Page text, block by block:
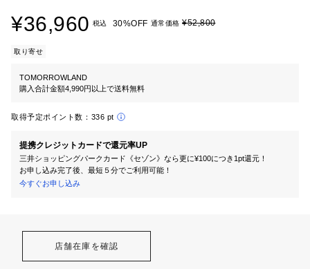
¥36,960 税込 30%OFF 通常価格 ¥52,800
取り寄せ
TOMORROWLAND
購入合計金額4,990円以上で送料無料
取得予定ポイント数： 336 pt
提携クレジットカードで還元率UP
三井ショッピングパークカード《セゾン》なら更に¥100につき1pt還元！
お申し込み完了後、最短５分でご利用可能！
今すぐお申し込み
店舗在庫を確認